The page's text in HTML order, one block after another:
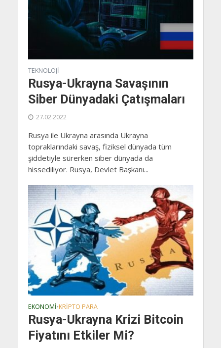
TEKNOLOJI
Rusya-Ukrayna Savaşının
Siber Dünyadaki Çatışmaları
27.02.2022
Rusya ile Ukrayna arasında Ukrayna
topraklarındaki savaş, fiziksel dünyada tüm
şiddetiyle sürerken siber dünyada da
hissediliyor. Rusya, Devlet Başkanı...
EKONOMI•KRIPTO PARA
Rusya-Ukrayna Krizi Bitcoin
Fiyatını Etkiler Mi?